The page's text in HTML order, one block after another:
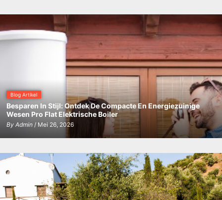
Blog Artikel
Besparen In Stijl: Ontdek De Compacte En Energiezuinige
Wesen Pro Flat Elektrische Boiler
By Admin/ Mei 26, 2026